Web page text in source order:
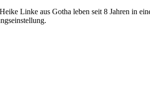
Linke aus Gotha leben seit 8 Jahren in